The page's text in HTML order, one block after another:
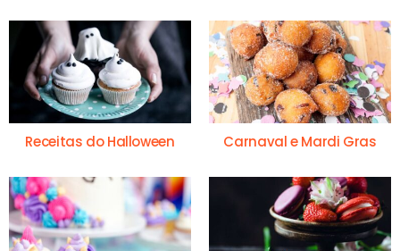
Receitas do Halloween Carnaval e Mardi Gras